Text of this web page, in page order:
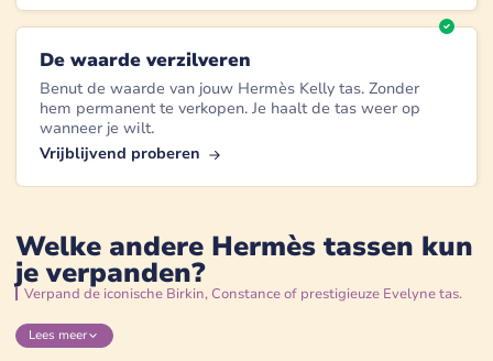
De waarde verzilveren
Benut de waarde van jouw Hermès Kelly tas. Zonder
hem permanent te verkopen. Je haalt de tas weer op
wanneer je wilt.
Vrijblijvend proberen
Welke andere Hermès tassen kun
je verpanden?
Verpand de iconische Birkin, Constance of prestigieuze Evelyne tas.
Lees meer